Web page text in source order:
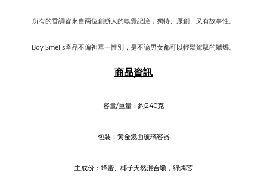
所有的香調皆來自兩位創辦人的嗅覺記憶，獨特、原創、又有故事性。
Boy Smells產品不偏袒單一性別，是不論男女都可以輕鬆駕馭的蠟燭。
商品資訊
容量/重量：約240克
包裝：黃金鏡面玻璃容器
主成份：蜂蜜、椰子天然混合蠟，綿燭芯